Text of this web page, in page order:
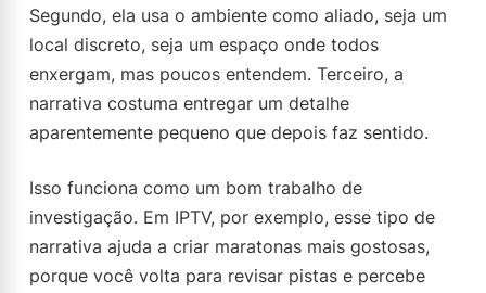
Segundo, ela usa o ambiente como aliado, seja um
local discreto, seja um espaço onde todos
enxergam, mas poucos entendem. Terceiro, a
narrativa costuma entregar um detalhe
aparentemente pequeno que depois faz sentido.
Isso funciona como um bom trabalho de
investigação. Em IPTV, por exemplo, esse tipo de
narrativa ajuda a criar maratonas mais gostosas,
porque você volta para revisar pistas e percebe